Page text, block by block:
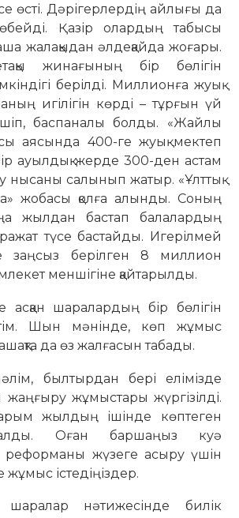
өсті. Дәрігерлердің айлығы да
Қазір олардың табысы
жалақыдан әлдеқайда жоғары.
жинағының бір бөлігін
берілді. Миллионға жуық
игілігін көрді – тұрғын үй
баспаналы болды. «Жайлы
аясында 400-ге жуық мектеп
ауылдық жерде 300-ден астам
нысаны салынып жатыр. «Ұлттық
жобасы қолға алынды. Соның
жылдан бастап балалардың
түсе бастайды. Игерілмей
заңсыз берілген 8 миллион
меншігіне қайтарылды.
асқан шаралардың бір бөлігін
Шын мәнінде, көп жұмыс
да өз жалғасын табады.
былтырдан бері елімізде
жаңғыру жұмыстары жүргізілді.
жылдың ішінде көптеген
Оған баршаңыз куә
жүзеге асыру үшін
жұмыс істедіңіздер.
нәтижесінде билік